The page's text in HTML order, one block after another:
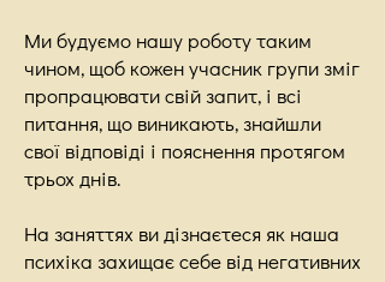
Ми будуємо нашу роботу таким
чином, щоб кожен учасник групи зміг
пропрацювати свій запит, і всі
питання, що виникають, знайшли
свої відповіді і пояснення протягом
трьох днів.
На заняттях ви дізнаєтеся як наша
психіка захищає себе від негативних